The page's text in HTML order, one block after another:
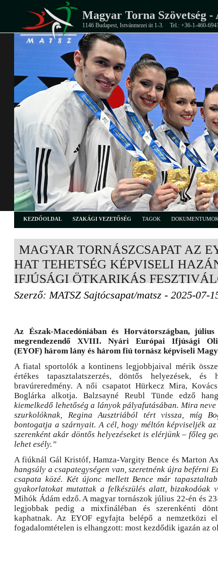
Magyar Torna Szövetség -
1146 Budapest, Istvánmezei út 1-3. Tel.: +36-1-460-
KEZDŐOLDAL SZAKÁGI VEZETŐSÉG TAGOK
MAGYAR TORNÁSZCSAPAT AZ
HAT TEHETSÉG KÉPVISELI
IFJÚSÁGI ÖTKARIKÁS
Szerző: MATSZ Sajtócsapat/matsz - 2025-07-
Az Észak-Macedóniában és Horvátországban,
megrendezendő XVIII. Nyári Európai Ifjúsági
(EYOF) három lány és három fiú tornász képviseli
A fiatal sportolók a kontinens legjobbjaival mérik
értékes tapasztalatszerzés, döntős helyezések,
bravúreredmény. A női csapatot Hürkecz Mira,
Boglárka alkotja. Balzsayné Reubl Tünde edző
kiemelkedő lehetőség a lányok pályafutásában. Mira
szurkolóknak, Regina Ausztriából tért vissza, míg
bontogatja a szárnyait. A cél, hogy méltón képviseljék
szerenként akár döntős helyezéseket is elérjünk – főleg
lehet esély.”
A fiúknál Gál Kristóf, Hamza-Vargity Bence és Marton
hangsúly a csapategységen van, szeretnénk újra beférni
csapata közé. Két újonc mellett Bence már
gyakorlatokat mutattak a felkészülés alatt, bizakodóak
Mihók Ádám edző. A magyar tornászok július 22-én és
legjobbak pedig a mixfináléban és szerenkénti
kaphatnak. Az EYOF egyfajta belépő a nemzetközi
fogadalomtételen is elhangzott: most kezdődik igazán az